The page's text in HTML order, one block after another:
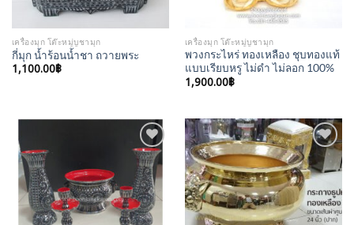
เครื่องมุก โต๊ะหมู่บูชามุก
กี่มุก น้ำร้อนน้ำชา ถวายพระ
1,100.00฿
เครื่องมุก โต๊ะหมู่บูชามุก
พวงกระไหร่ ทองเหลือง ชุบทองแท้
แบบเรียบหรู ไม่ดำ ไม่ลอก 100%
1,900.00฿
Add to
Wishlist
Add to
Wishlist